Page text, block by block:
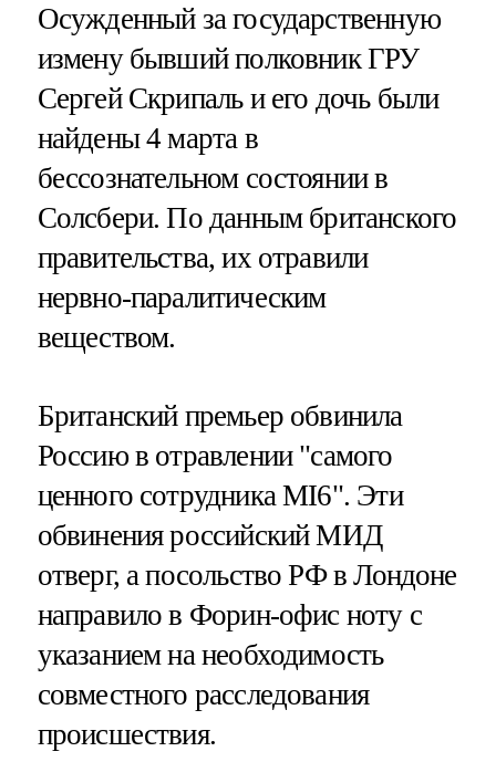
Осужденный за государственную
измену бывший полковник ГРУ
Сергей Скрипаль и его дочь были
найдены 4 марта в
бессознательном состоянии в
Солсбери. По данным британского
правительства, их отравили
нервно-паралитическим
веществом.
Британский премьер обвинила
Россию в отравлении "самого
ценного сотрудника MI6". Эти
обвинения российский МИД
отверг, а посольство РФ в Лондоне
направило в Форин-офис ноту с
указанием на необходимость
совместного расследования
происшествия.